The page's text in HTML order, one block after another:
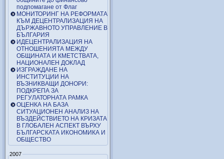
подпомагане от Флаг
МОНИТОРИНГ НА РЕФОРМАТА
КЪМ ДЕЦЕНТРАЛИЗАЦИЯ НА
ДЪРЖАВНОТО УПРАВЛЕНИЕ В
БЪЛГАРИЯ
ИДЕЦЕНТРАЛИЗАЦИЯ НА
ОТНОШЕНИЯТА МЕЖДУ
ОБЩИНАТА И КМЕТСТВАТА,
НАЦИОНАЛЕН ДОКЛАД
ИЗГРАЖДАНЕ НА
ИНСТИТУЦИИ НА
ВЪЗНИКВАЩИ ДОНОРИ:
ПОДКРЕПА ЗА
РЕГУЛАТОРНАТА РАМКА
ОЦЕНКА НА БАЗА
СИТУАЦИОНЕН АНАЛИЗ НА
ВЪЗДЕЙСТВИЕТО НА КРИЗАТА
В ГЛОБАЛЕН АСПЕКТ ВЪРХУ
БЪЛГАРСКАТА ИКОНОМИКА И
ОБЩЕСТВО
2007